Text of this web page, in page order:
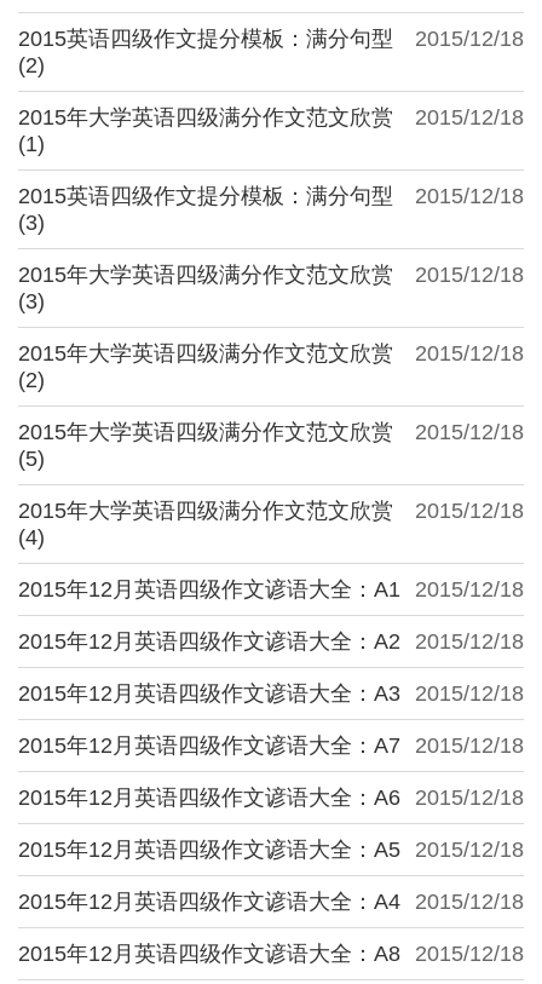
2015/12/18
2015英语四级作文提分模板：满分句型
(2)
2015/12/18
2015年大学英语四级满分作文范文欣赏
(1)
2015/12/18
2015英语四级作文提分模板：满分句型
(3)
2015/12/18
2015年大学英语四级满分作文范文欣赏
(3)
2015/12/18
2015年大学英语四级满分作文范文欣赏
(2)
2015/12/18
2015年大学英语四级满分作文范文欣赏
(5)
2015/12/18
2015年大学英语四级满分作文范文欣赏
(4)
2015/12/18
2015年12月英语四级作文谚语大全：A1
2015/12/18
2015年12月英语四级作文谚语大全：A2
2015/12/18
2015年12月英语四级作文谚语大全：A3
2015/12/18
2015年12月英语四级作文谚语大全：A7
2015/12/18
2015年12月英语四级作文谚语大全：A6
2015/12/18
2015年12月英语四级作文谚语大全：A5
2015/12/18
2015年12月英语四级作文谚语大全：A4
2015/12/18
2015年12月英语四级作文谚语大全：A8